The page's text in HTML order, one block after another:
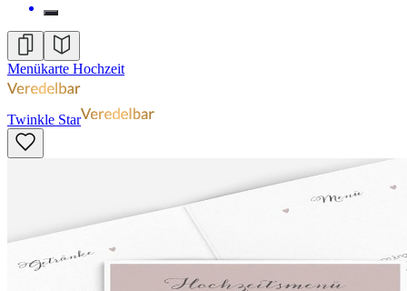
Menükarte Hochzeit
Twinkle Star